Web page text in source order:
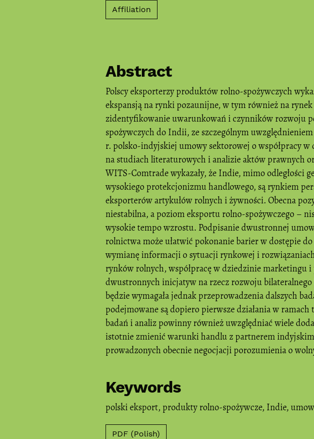
Affiliation
Abstract
Polscy eksporterzy produktów rolno-spożywczych
ekspansją na rynki pozaunijne, w tym również na
zidentyfikowanie uwarunkowań i czynników rozwoju
spożywczych do Indii, ze szczególnym
r. polsko-indyjskiej umowy sektorowej o współpracy
na studiach literaturowych i analizie aktów prawnych
WITS-Comtrade wykazały, że Indie, mimo odległości
wysokiego protekcjonizmu handlowego, są rynkiem
eksporterów artykułów rolnych i żywności. Obecna
niestabilna, a poziom eksportu rolno-spożywczego –
wysokie tempo wzrostu. Podpisanie dwustronnej
rolnictwa może ułatwić pokonanie barier w dostępie
wymianę informacji o sytuacji rynkowej i
rynków rolnych, współpracę w dziedzinie marketingu
dwustronnych inicjatyw na rzecz rozwoju
będzie wymagała jednak przeprowadzenia dalszych
podejmowane są dopiero pierwsze działania w ramach
badań i analiz powinny również uwzględniać wiele
istotnie zmienić warunki handlu z partnerem
prowadzonych obecnie negocjacji porozumienia o
Keywords
polski eksport, produkty rolno-spożywcze, Indie,
PDF (Polish)